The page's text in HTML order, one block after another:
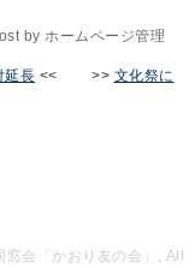
by ホームページ管理
延長 << >> 文化祭に
会「かおり友の会」, All